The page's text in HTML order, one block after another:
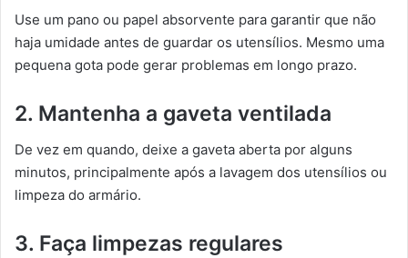
Use um pano ou papel absorvente para garantir que não
haja umidade antes de guardar os utensílios. Mesmo uma
pequena gota pode gerar problemas em longo prazo.
2. Mantenha a gaveta ventilada
De vez em quando, deixe a gaveta aberta por alguns
minutos, principalmente após a lavagem dos utensílios ou
limpeza do armário.
3. Faça limpezas regulares